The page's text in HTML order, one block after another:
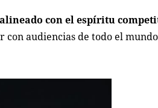
con el espíritu
con audiencias de todo el